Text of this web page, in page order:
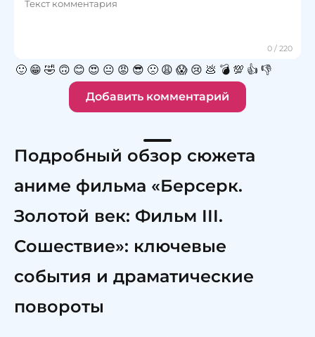
🙂 😁 🤣 🙃 😊 😍 😐 😡 😎 🙁 😩 😱 😢 💩 💣 💯 👍 👎
Добавить комментарий
Подробный обзор сюжета
аниме фильма «Берсерк.
Золотой век: Фильм III.
Сошествие»: ключевые
события и драматические
повороты